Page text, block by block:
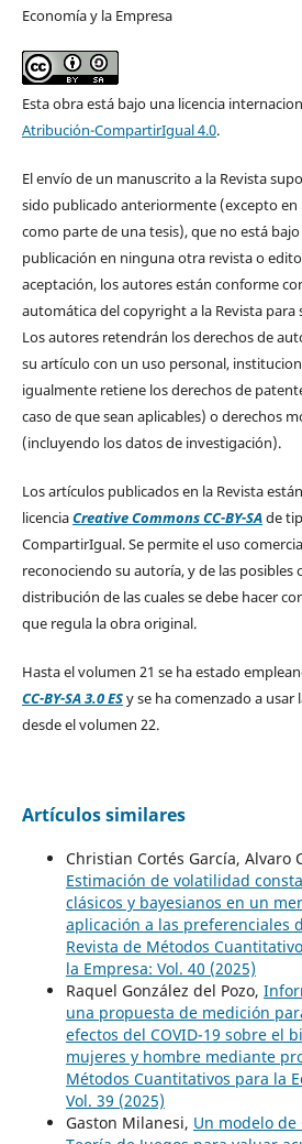
Economía y la Empresa
Esta obra está bajo una licencia
Atribución-CompartirIgual 4.0.
El envío de un manuscrito a la Revista
sido publicado anteriormente (excepto
como parte de una tesis), que no está
publicación en ninguna otra revista o
aceptación, los autores están conforme
automática del copyright a la Revista
Los autores retendrán los derechos de
su artículo con un uso personal,
igualmente retiene los derechos de
caso de que sean aplicables) o derechos
(incluyendo los datos de investigación).
Los artículos publicados en la Revista
licenciaCreative Commons CC-BY-SAde
CompartirIgual. Se permite el uso
reconociendo su autoría, y de las posibles
distribución de las cuales se debe hacer
que regula la obra original.
Hasta el volumen 21 se ha estado
CC-BY-SA 3.0 ESy se ha comenzado a usar
desde el volumen 22.
Artículos similares
Christian Cortés García, Alvaro
Estimación de volatilidad
clásicos y bayesianos en un
aplicación a las preferenciales
Revista de Métodos
la Empresa: Vol. 40 (2025)
Raquel González del Pozo,
una propuesta de medición
efectos del COVID-19 sobre el
mujeres y hombre mediante
Métodos Cuantitativos para la
Vol. 39 (2025)
Gaston Milanesi, Un modelo de